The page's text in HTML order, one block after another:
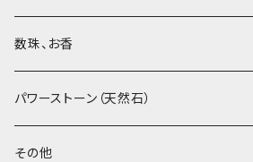
紅茶、白茶、緑茶
茶外茶、工藝茶、その他
周菊英（高級工藝美術師）
高級工藝美術師の作品
王柯鈞（高級工藝美術師）
茶杯、聞香杯
茶海、茶漏（茶漉し）
蓋碗、壷承、茶船
数珠、お香
お香、香炉
数珠、その他
パワーストーン（天然石）
アゲート（瑪瑙）
その他